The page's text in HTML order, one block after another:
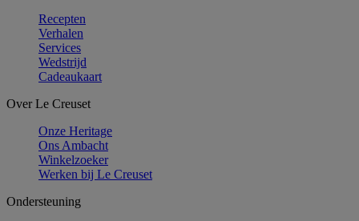
Recepten
Verhalen
Services
Wedstrijd
Cadeaukaart
Over Le Creuset
Onze Heritage
Ons Ambacht
Winkelzoeker
Werken bij Le Creuset
Ondersteuning